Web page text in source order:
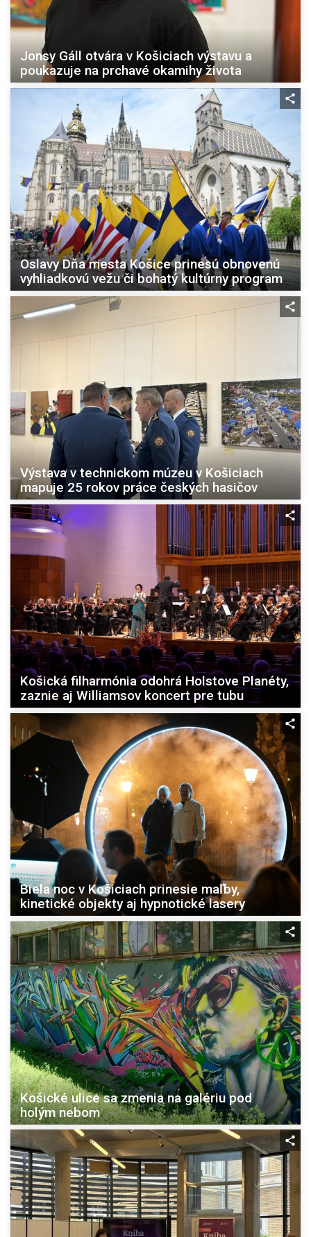
Jonsy Gáll otvára v Košiciach výstavu a
poukazuje na prchavé okamihy života
Oslavy Dňa mesta Košice prinesú obnovenú
vyhliadkovú vežu či bohatý kultúrny program
Výstava v technickom múzeu v Košiciach
mapuje 25 rokov práce českých hasičov
Košická filharmónia odohrá Holstove Planéty,
zaznie aj Williamsov koncert pre tubu
Biela noc v Košiciach prinesie maľby,
kinetické objekty aj hypnotické lasery
Košické ulice sa zmenia na galériu pod
holým nebom